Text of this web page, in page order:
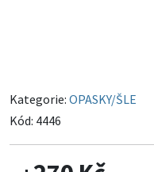
Kategorie: OPASKY/ŠLE
Kód: 4446